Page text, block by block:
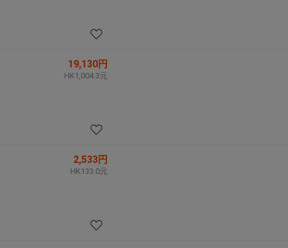
19,130円
HK1,004.3元
2,533円
HK133.0元